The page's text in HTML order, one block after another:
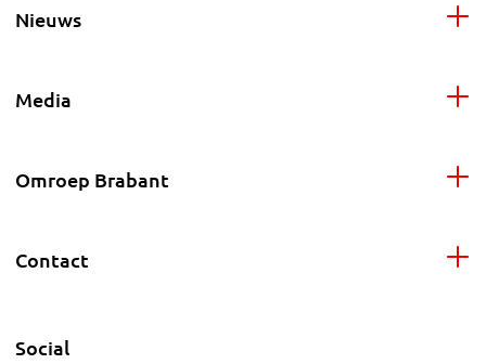
Nieuws
Media
Omroep Brabant
Contact
Social